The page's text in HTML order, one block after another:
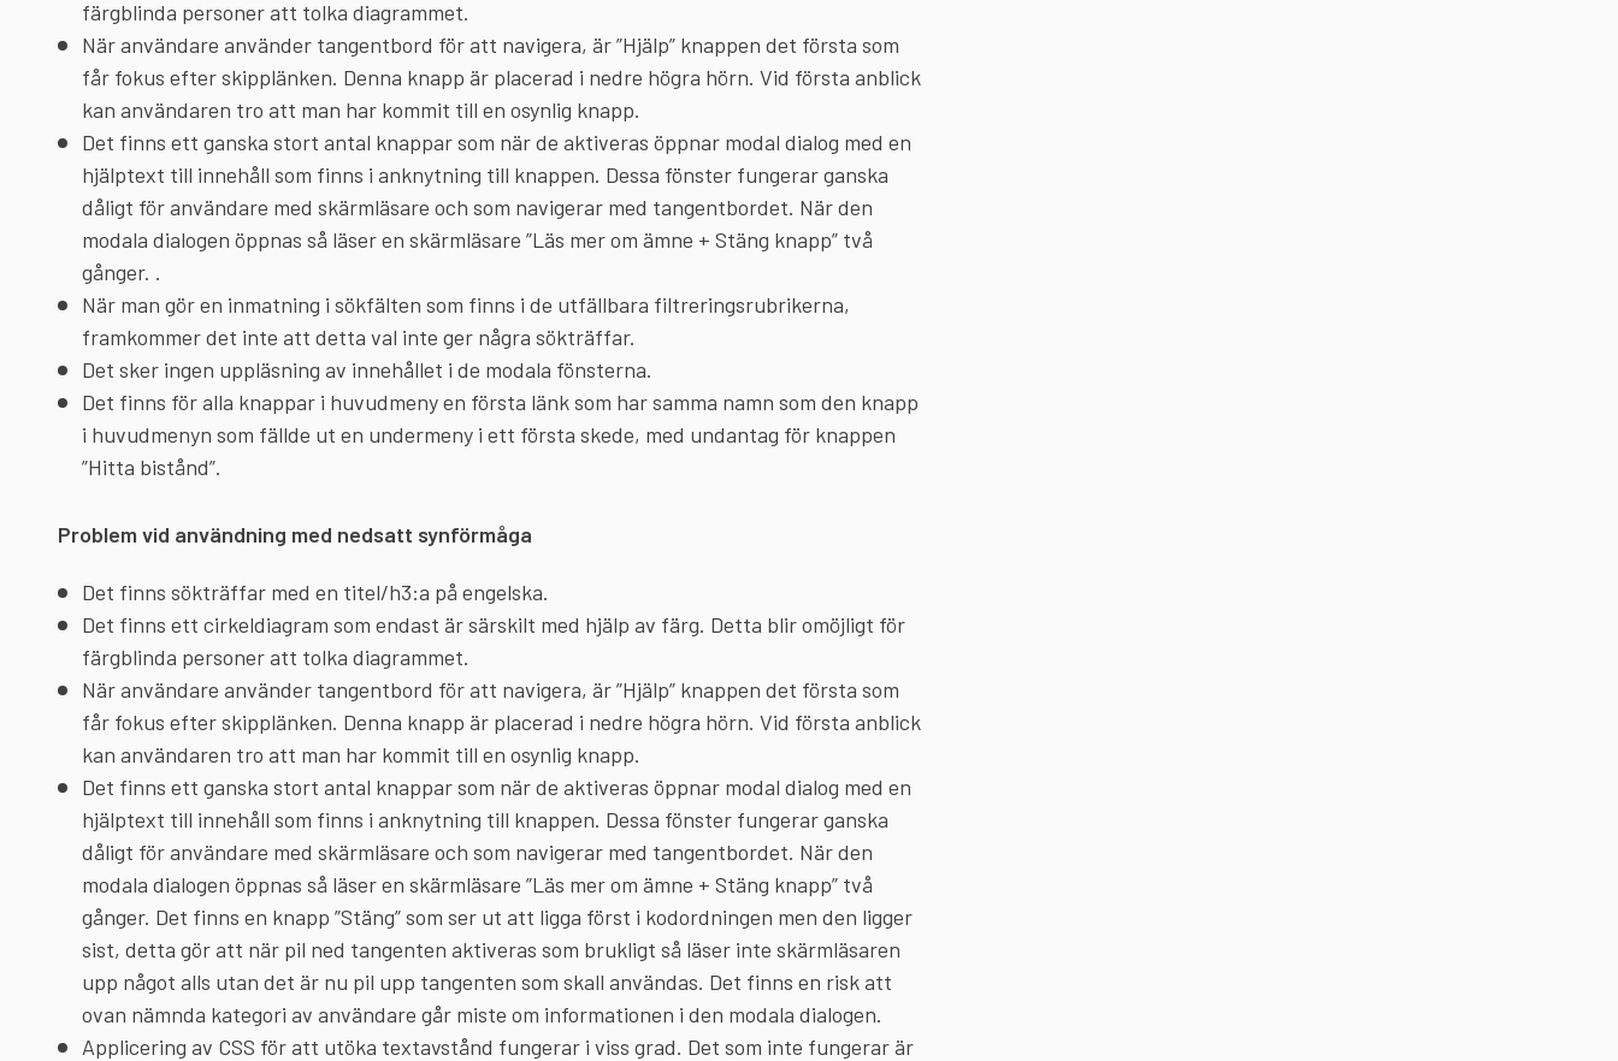
färgblinda personer att tolka diagrammet.
När användare använder tangentbord för att navigera, är ”Hjälp” knappen det första som
får fokus efter skipplänken. Denna knapp är placerad i nedre högra hörn. Vid första anblick
kan användaren tro att man har kommit till en osynlig knapp.
Det finns ett ganska stort antal knappar som när de aktiveras öppnar modal dialog med en
hjälptext till innehåll som finns i anknytning till knappen. Dessa fönster fungerar ganska
dåligt för användare med skärmläsare och som navigerar med tangentbordet. När den
modala dialogen öppnas så läser en skärmläsare ”Läs mer om ämne + Stäng knapp” två
gånger. .
När man gör en inmatning i sökfälten som finns i de utfällbara filtreringsrubrikerna,
framkommer det inte att detta val inte ger några sökträffar.
Det sker ingen uppläsning av innehållet i de modala fönsterna.
Det finns för alla knappar i huvudmeny en första länk som har samma namn som den knapp
i huvudmenyn som fällde ut en undermeny i ett första skede, med undantag för knappen
”Hitta bistånd”.
Problem vid användning med nedsatt synförmåga
Det finns sökträffar med en titel/h3:a på engelska.
Det finns ett cirkeldiagram som endast är särskilt med hjälp av färg. Detta blir omöjligt för
färgblinda personer att tolka diagrammet.
När användare använder tangentbord för att navigera, är ”Hjälp” knappen det första som
får fokus efter skipplänken. Denna knapp är placerad i nedre högra hörn. Vid första anblick
kan användaren tro att man har kommit till en osynlig knapp.
Det finns ett ganska stort antal knappar som när de aktiveras öppnar modal dialog med en
hjälptext till innehåll som finns i anknytning till knappen. Dessa fönster fungerar ganska
dåligt för användare med skärmläsare och som navigerar med tangentbordet. När den
modala dialogen öppnas så läser en skärmläsare ”Läs mer om ämne + Stäng knapp” två
gånger. Det finns en knapp ”Stäng” som ser ut att ligga först i kodordningen men den ligger
sist, detta gör att när pil ned tangenten aktiveras som brukligt så läser inte skärmläsaren
upp något alls utan det är nu pil upp tangenten som skall användas. Det finns en risk att
ovan nämnda kategori av användare går miste om informationen i den modala dialogen.
Applicering av CSS för att utöka textavstånd fungerar i viss grad. Det som inte fungerar är